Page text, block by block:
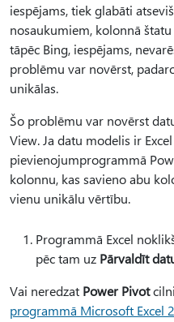
iespējams, tiek glabāti
nosaukumiem, kolonnā
tāpēc Bing, iespējams,
problēmu var novērst,
unikālas.
Šo problēmu var novērst
View. Ja datu modelis ir
pievienojumprogrammā
kolonnu, kas savieno abu
vienu unikālu vērtību.
Programmā Excel
pēc tam uz Pārvaldīt
Vai neredzat Power Pivot
programmā Microsoft Excel